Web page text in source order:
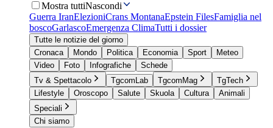
Mostra tuttiNascondi
Guerra IranElezioniCrans MontanaEpstein FilesFamiglia nel
boscoGarlascoEmergenza ClimaTutti i dossier
Tutte le notizie del giorno
Cronaca
Mondo Politica Economia Sport
Meteo
Video
Foto Infografiche
Schede
Tv & Spettacolo
TgcomLab TgcomMag
TgTech
Lifestyle
Oroscopo Salute Skuola Cultura
Animali
Speciali
Chi siamo